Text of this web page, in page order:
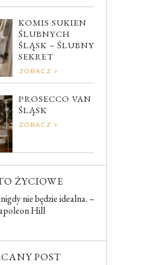
KOMIS SUKIEN
ŚLUBNYCH
ŚLĄSK – ŚLUBNY
SEKRET
ZOBACZ
PROSECCO VAN
ŚLĄSK
ZOBACZ
ŻYCIOWE
nie będzie idealna. –
Hill
POST